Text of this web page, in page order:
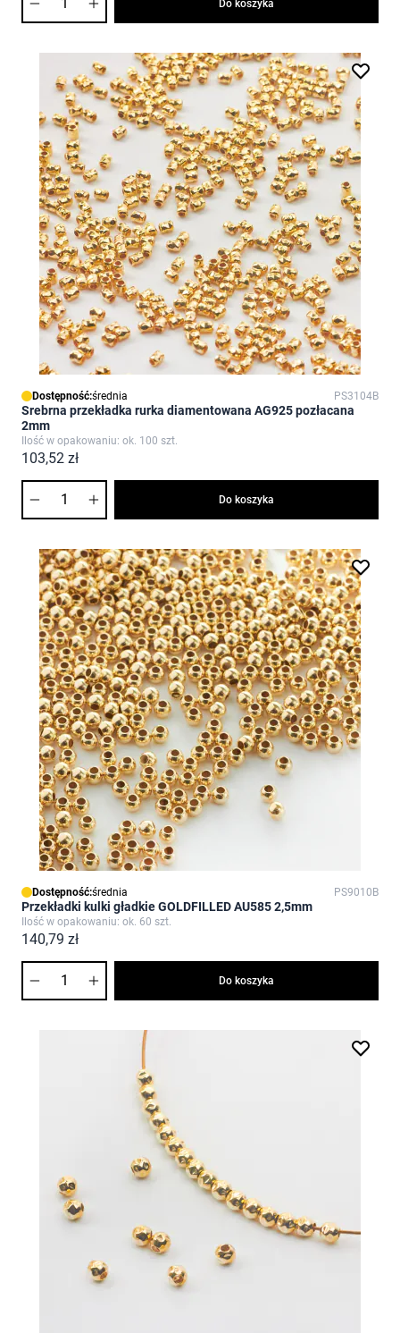
Do koszyka
Dostępność:średnia PS3104B
Srebrna przekładka rurka diamentowana AG925 pozłacana
2mm
Ilość w opakowaniu: ok. 100 szt.
103,52 zł
Do koszyka
Dostępność:średnia PS9010B
Przekładki kulki gładkie GOLDFILLED AU585 2,5mm
Ilość w opakowaniu: ok. 60 szt.
140,79 zł
Do koszyka